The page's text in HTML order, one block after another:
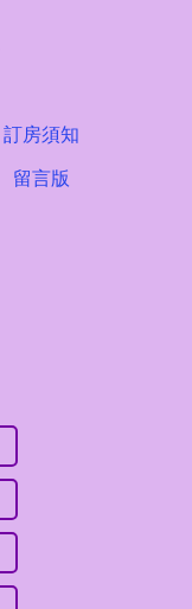
訂房須知
留言版